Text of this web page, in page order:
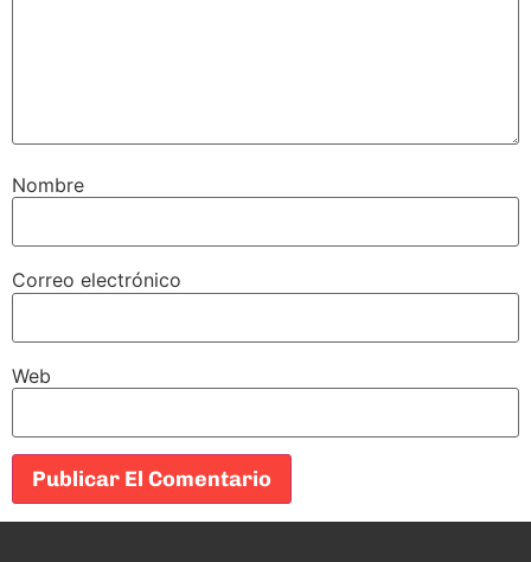
Nombre
Correo electrónico
Web